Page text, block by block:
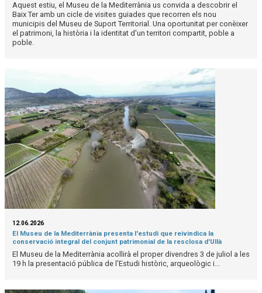
Aquest estiu, el Museu de la Mediterrània us convida a descobrir el
Baix Ter amb un cicle de visites guiades que recorren els nou
municipis del Museu de Suport Territorial. Una oportunitat per conèixer
el patrimoni, la història i la identitat d'un territori compartit, poble a
poble.
12.06.2026
El Museu de la Mediterrània presenta l'estudi que reivindica la
conservació integral del conjunt patrimonial de la resclosa d'Ullà
El Museu de la Mediterrània acollirà el proper divendres 3 de juliol a les
19 h la presentació pública de l'Estudi històric, arqueològic i...